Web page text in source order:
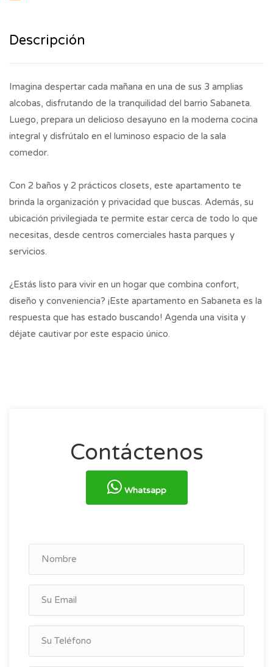
Descripción
Imagina despertar cada mañana en una de sus 3 amplias
alcobas, disfrutando de la tranquilidad del barrio Sabaneta.
Luego, prepara un delicioso desayuno en la moderna cocina
integral y disfrútalo en el luminoso espacio de la sala
comedor.
Con 2 baños y 2 prácticos closets, este apartamento te
brinda la organización y privacidad que buscas. Además, su
ubicación privilegiada te permite estar cerca de todo lo que
necesitas, desde centros comerciales hasta parques y
servicios.
¿Estás listo para vivir en un hogar que combina confort,
diseño y conveniencia? ¡Este apartamento en Sabaneta es la
respuesta que has estado buscando! Agenda una visita y
déjate cautivar por este espacio único.
Contáctenos
Whatsapp